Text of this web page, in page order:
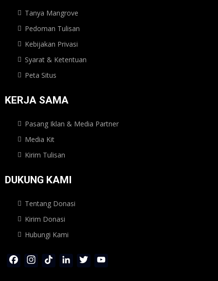
Tanya Mangrove
Pedoman Tulisan
Kebijakan Privasi
Syarat & Ketentuan
Peta Situs
KERJA SAMA
Pasang Iklan & Media Partner
Media Kit
Kirim Tulisan
DUKUNG KAMI
Tentang Donasi
Kirim Donasi
Hubungi Kami
FacebookInstagramTikTokLinkedInTwitter